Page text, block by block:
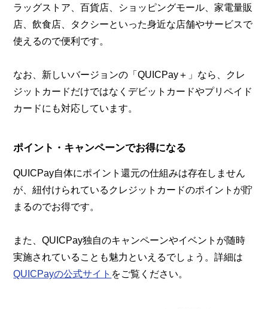
ラッグストア、百貨店、ショッピングモール、家電量販
店、飲食店、タクシーといった身近な店舗やサービスで
使えるので便利です。
なお、新しいバージョンの「QUICPay＋」なら、クレ
ジットカードだけではなくデビットカードやプリペイド
カードにも対応しています。
ポイント・キャンペーンでお得になる
QUICPay自体にポイント還元の仕組みは存在しません
が、紐付けられているクレジットカードのポイントが貯
まるのでお得です。
また、QUICPay独自のキャンペーンやイベントが随時
実施されていることも魅力といえるでしょう。詳細は
QUICPayの公式サイト をご覧ください。